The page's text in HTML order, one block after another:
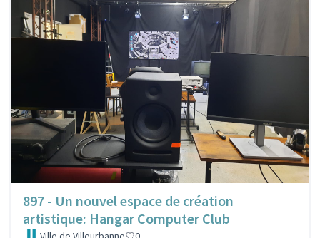
897 - Un nouvel espace de création
artistique: Hangar Computer Club